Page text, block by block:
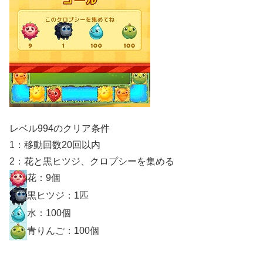
レベル994のクリア条件
1：移動回数20回以内
2：花と黒ヒツジ、クロプシーを集める
花：9個
黒ヒツジ：1匹
水：100個
青りんご：100個